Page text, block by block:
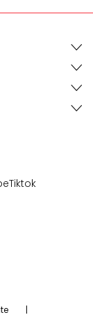
Tiktok